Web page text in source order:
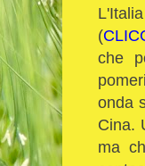
(
che
onda
Cina.
ma